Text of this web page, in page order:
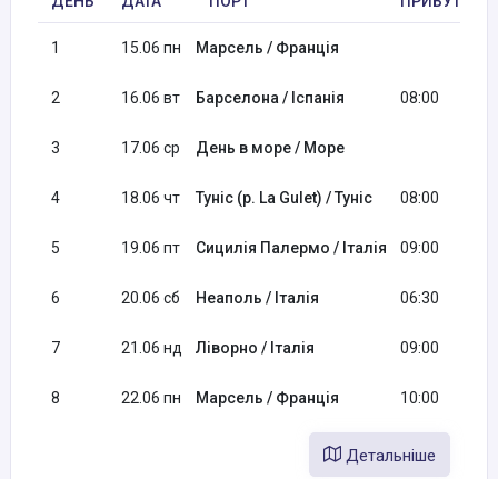
1 15.06 пн Марсель / Франція
2 16.06 вт Барселона / Іспанія 08:00
3 17.06 ср День в море / Море
4 18.06 чт Туніс (р. La Gulet) / Туніс 08:00
5 19.06 пт Сицилія Палермо / Італія 09:00
6 20.06 сб Неаполь / Італія 06:30
7 21.06 нд Ліворно / Італія 09:00
8 22.06 пн Марсель / Франція 10:00
Детальніше